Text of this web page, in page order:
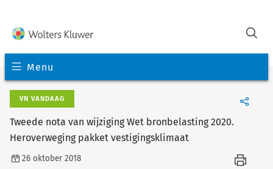
Menu
VN VANDAAG
Tweede nota van wijziging Wet bronbelasting 2020.
Heroverweging pakket vestigingsklimaat
26 oktober 2018